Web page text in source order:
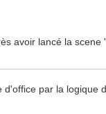
avoir lancé la
par la logique